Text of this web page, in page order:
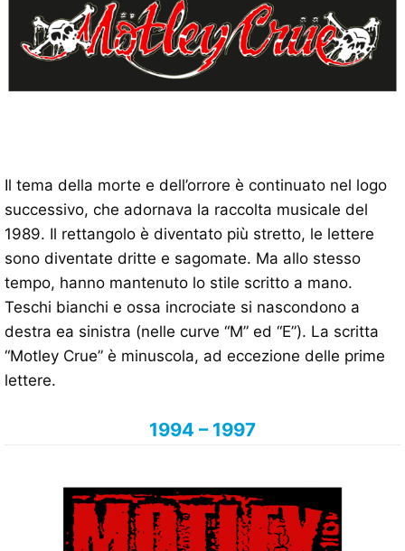
Il tema della morte e dell’orrore è continuato nel logo
successivo, che adornava la raccolta musicale del
1989. Il rettangolo è diventato più stretto, le lettere
sono diventate dritte e sagomate. Ma allo stesso
tempo, hanno mantenuto lo stile scritto a mano.
Teschi bianchi e ossa incrociate si nascondono a
destra ea sinistra (nelle curve “M” ed “E”). La scritta
“Motley Crue” è minuscola, ad eccezione delle prime
lettere.
1994 – 1997